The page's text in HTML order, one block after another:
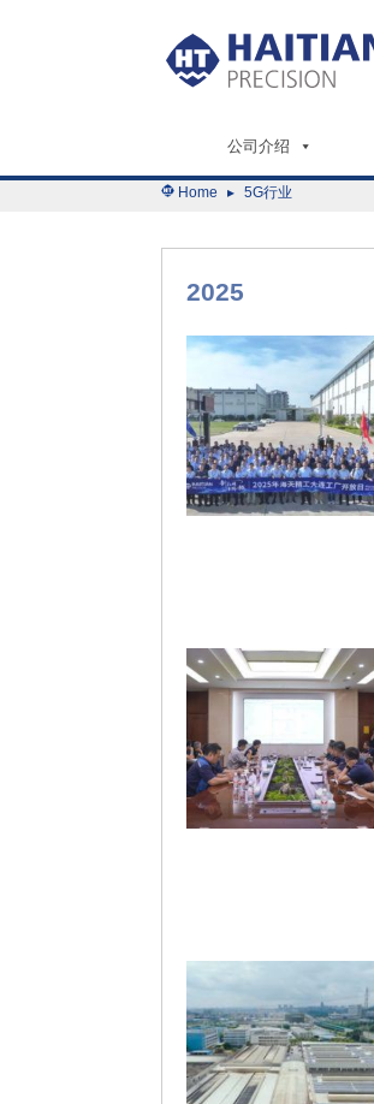
公司介绍
Home ▸ 5G行业
2025